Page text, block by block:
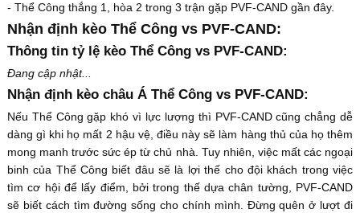
- Thể Công thắng 1, hòa 2 trong 3 trận gặp PVF-CAND gần đây.
Nhận định kèo Thể Công vs PVF-CAND:
Thông tin tỷ lệ kèo Thể Công vs PVF-CAND:
Đang cập nhật...
Nhận định kèo châu Á Thể Công vs PVF-CAND:
Nếu Thể Công gặp khó vì lực lượng thì PVF-CAND cũng chẳng dễ
dàng gì khi họ mất 2 hậu vệ, điều này sẽ làm hàng thủ của họ thêm
mong manh trước sức ép từ chủ nhà. Tuy nhiên, việc mất các ngoại
binh của Thể Công biết đâu sẽ là lợi thế cho đội khách trong việc
tìm cơ hội để lấy điểm, bởi trong thế dựa chân tường, PVF-CAND
sẽ biết cách tìm đường sống cho chính mình. Đừng quên ở lượt đi